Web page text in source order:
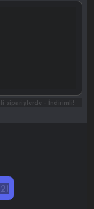
siparişlerde - İndirimli!